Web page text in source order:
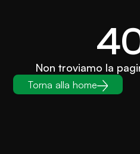
Non troviamo la
Torna alla home